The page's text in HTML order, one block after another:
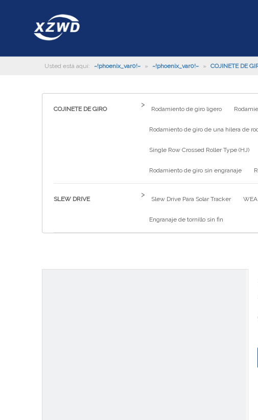
Usted está aquí: ~!phoenix_var0!~ » ~!phoenix_var0!~ » COJINETE DE
COJINETE DE GIRO
>
Rodamiento de giro ligero
Rodamiento de giro de una hilera de
Single Row Crossed Roller Type (HJ)
Rodamiento de giro sin engranaje
SLEW DRIVE
>
Slew Drive Para Solar Tracker
Engranaje de tornillo sin fin